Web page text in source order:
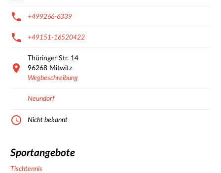
+499266-6339
+49151-16520422
Thüringer Str. 14
96268 Mitwitz
Wegbeschreibung
Neundorf
Nicht bekannt
Sportangebote
Tischtennis